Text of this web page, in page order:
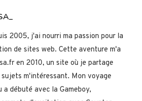
2005, j'ai nourri ma passion pour la
de sites web. Cette aventure m'a
en 2010, un site où je partage
m'intéressant. Mon voyage
débuté avec la Gameboy,